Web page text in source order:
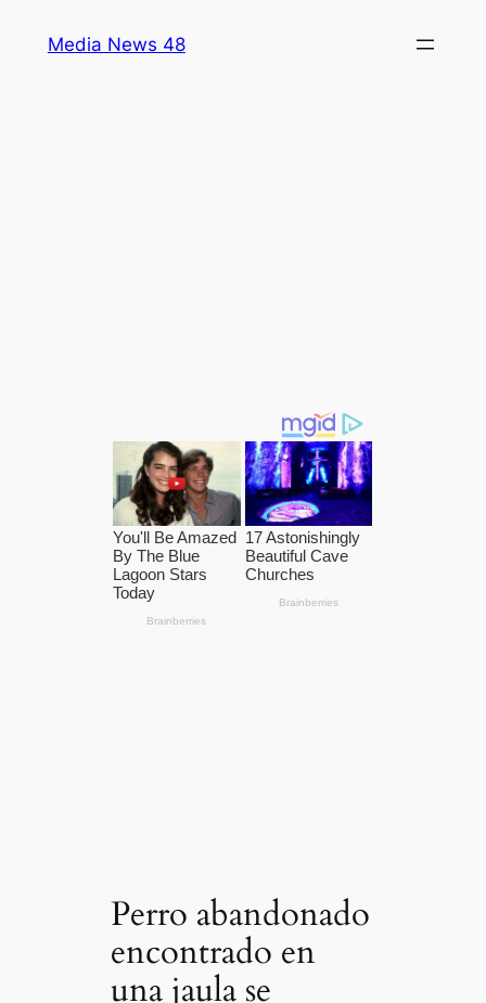
Media News 48
Perro abandonado
encontrado en
una jaula se